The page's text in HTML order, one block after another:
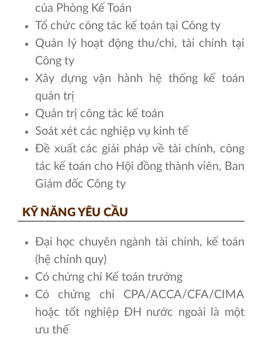
của Phòng Kế Toán
Tổ chức công tác kế toán tại Công ty
Quản lý hoạt động thu/chi, tài chính tại
Công ty
Xây dựng vận hành hệ thống kế toán
quản trị
Quản trị công tác kế toán
Soát xét các nghiệp vụ kinh tế
Đề xuất các giải pháp về tài chính, công
tác kế toán cho Hội đồng thành viên, Ban
Giám đốc Công ty
KỸ NĂNG YÊU CẦU
Đại học chuyên ngành tài chính, kế toán
(hệ chính quy)
Có chứng chỉ Kế toán trưởng
Có chứng chỉ CPA/ACCA/CFA/CIMA
hoặc tốt nghiệp ĐH nước ngoài là một
ưu thế